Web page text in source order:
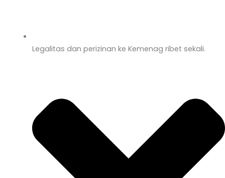
Legalitas dan perizinan ke Kemenag ribet sekali.